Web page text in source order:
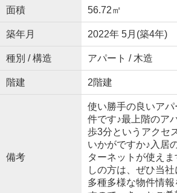
面積 56.72㎡
築年月 2022年 5月(築4年)
種別 / 構造 アパート / 木造
階建 2階建
備考
使い勝手の良いア
件です♪最上階のア
歩3分というアクセ
いかがですか♪入居
ターネットが使え
しの方は、ぜひ当
多種多様な物件情